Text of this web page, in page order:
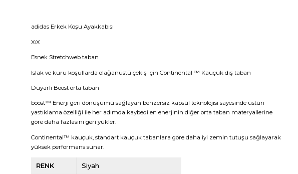
adidas Erkek Koşu Ayakkabısı
XıX
Esnek Stretchweb taban
Islak ve kuru koşullarda olağanüstü çekiş için Continental ™ Kauçuk dış taban
Duyarlı Boost orta taban
boost™ Enerji geri dönüşümü sağlayan benzersiz kapsül teknolojisi sayesinde üstün
yastıklama özelliği ile her adımda kaybedilen enerjinin diğer orta taban materyallerine
göre daha fazlasını geri yükler.
Continental™ kauçuk, standart kauçuk tabanlara göre daha iyi zemin tutuşu sağlayarak
yüksek performans sunar.
RENK Siyah